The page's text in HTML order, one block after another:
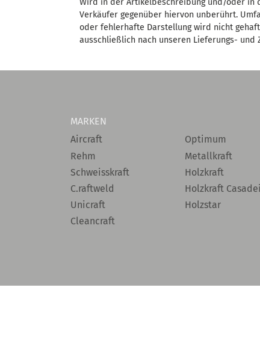
Verkäufer gegenüber hiervon unberührt.
oder fehlerhafte Darstellung wird nicht
ausschließlich nach unseren Lieferungs- und
MARKEN
Aircraft
Rehm
Schweisskraft
C.raftweld
Unicraft
Cleancraft
Optimum
Metallkraft
Holzkraft
Holzkraft Casadei
Holzstar